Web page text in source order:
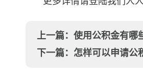
上一篇： 使用公积金有哪
下一篇： 怎样可以申请公